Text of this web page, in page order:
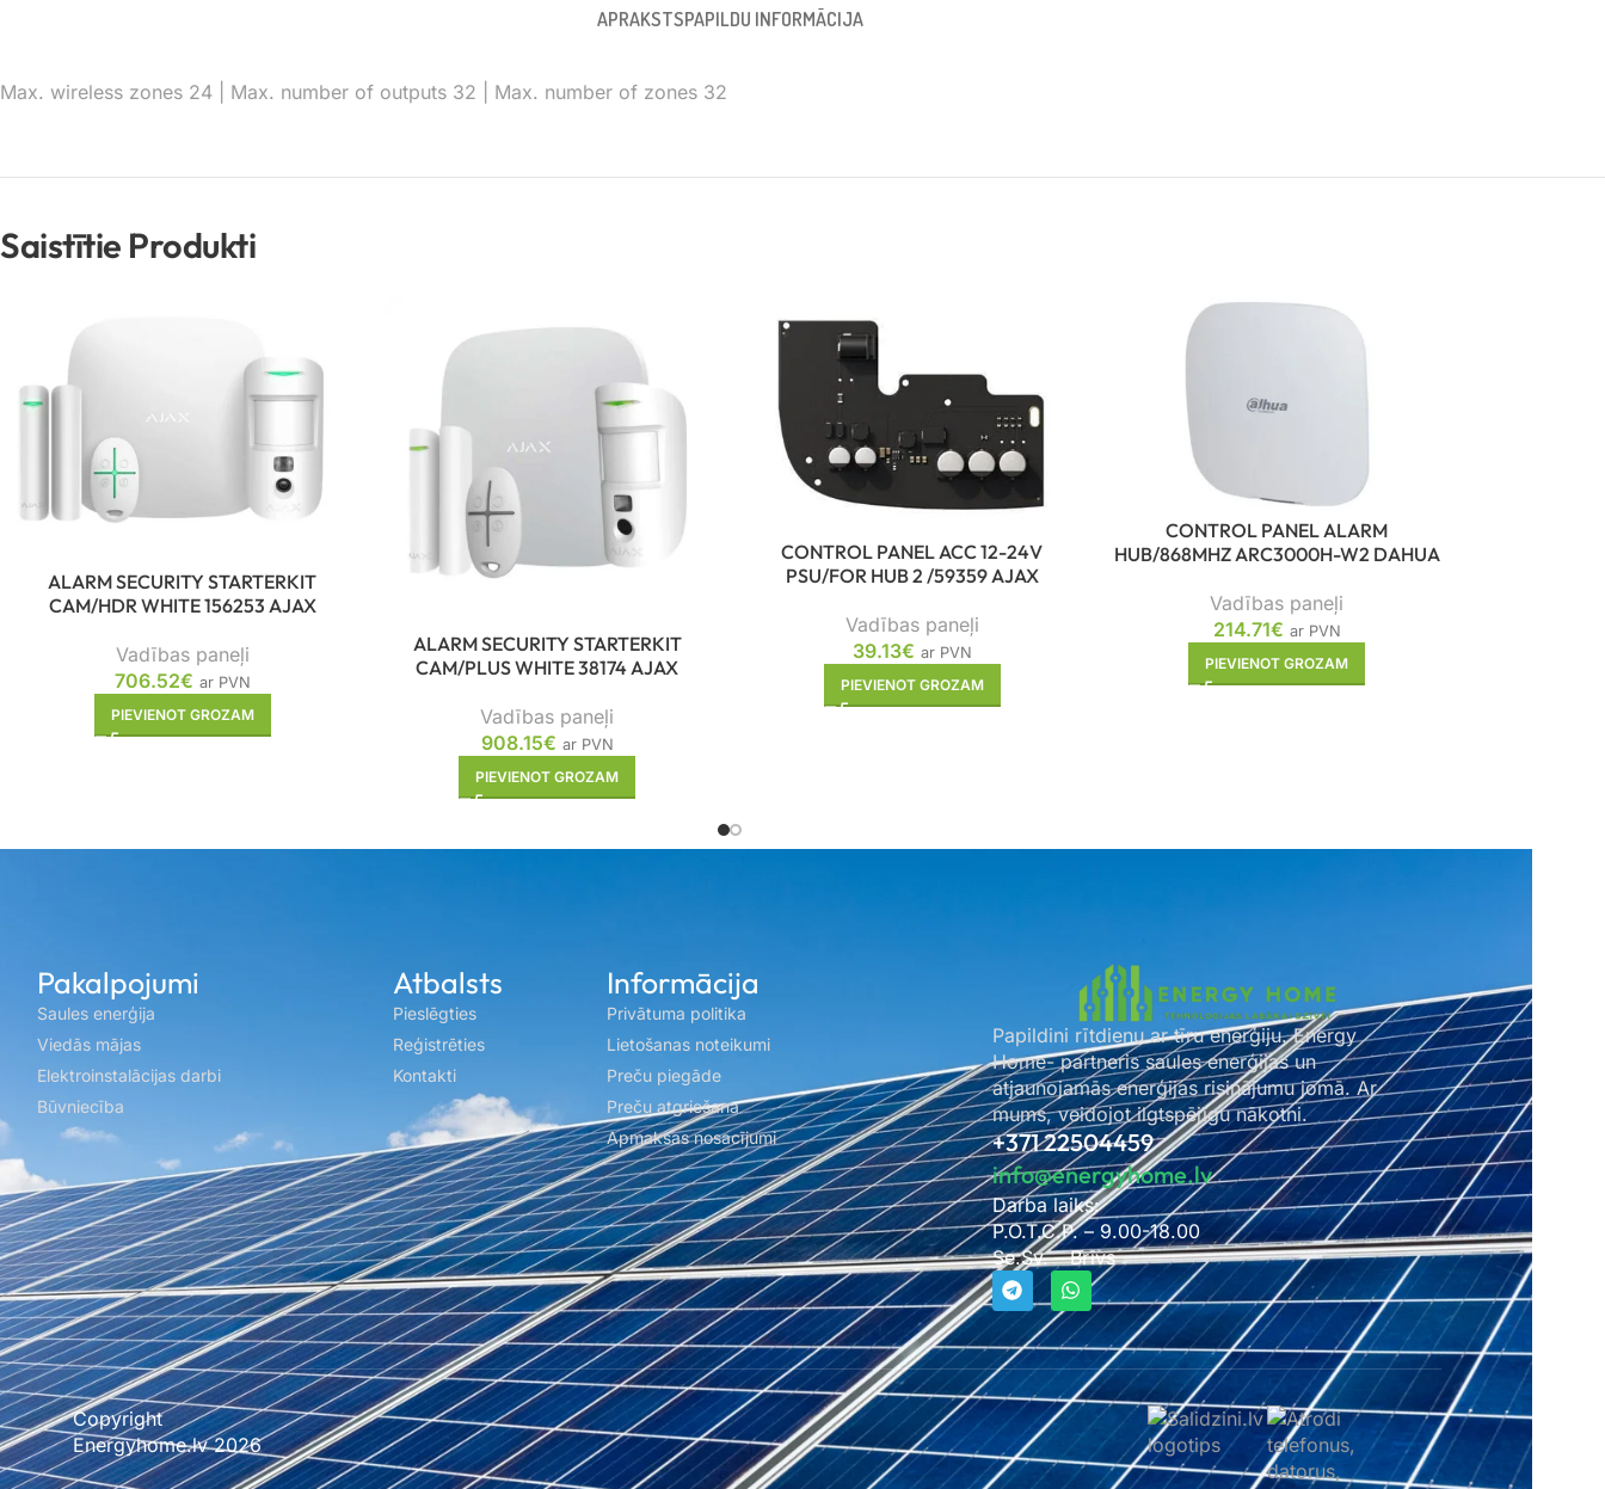
APRAKSTSPAPILDU INFORMĀCIJA
Max. wireless zones 24 | Max. number of outputs 32 | Max. number of zones 32
Saistītie Produkti
ALARM SECURITY STARTERKIT
CAM/HDR WHITE 156253 AJAX
Vadības paneļi
706.52€ ar PVN
PIEVIENOT GROZAM
ALARM SECURITY STARTERKIT
CAM/PLUS WHITE 38174 AJAX
Vadības paneļi
908.15€ ar PVN
PIEVIENOT GROZAM
CONTROL PANEL ACC 12-24V
PSU/FOR HUB 2 /59359 AJAX
Vadības paneļi
39.13€ ar PVN
PIEVIENOT GROZAM
CONTROL PANEL ALARM
HUB/868MHZ ARC3000H-W2 DAHUA
Vadības paneļi
214.71€ ar PVN
PIEVIENOT GROZAM
Pakalpojumi
Saules enerģija
Viedās mājas
Elektroinstalācijas darbi
Būvniecība
Atbalsts
Pieslēgties
Reģistrēties
Kontakti
Informācija
Privātuma politika
Lietošanas noteikumi
Preču piegāde
Preču atgriešana
Apmaksas nosacījumi
Papildini rītdienu ar tīru enerģiju. Energy
Home- partneris saules enerģijas un
atjaunojamās enerģijas risinājumu jomā. Ar
mums, veidojot ilgtspējīgu nākotni.
+371 22504459
info@energyhome.lv
Darba laiks:
P.O.T.C.P. – 9.00-18.00
Se.Sv. – Brīvs
Copyright
Energyhome.lv 2026